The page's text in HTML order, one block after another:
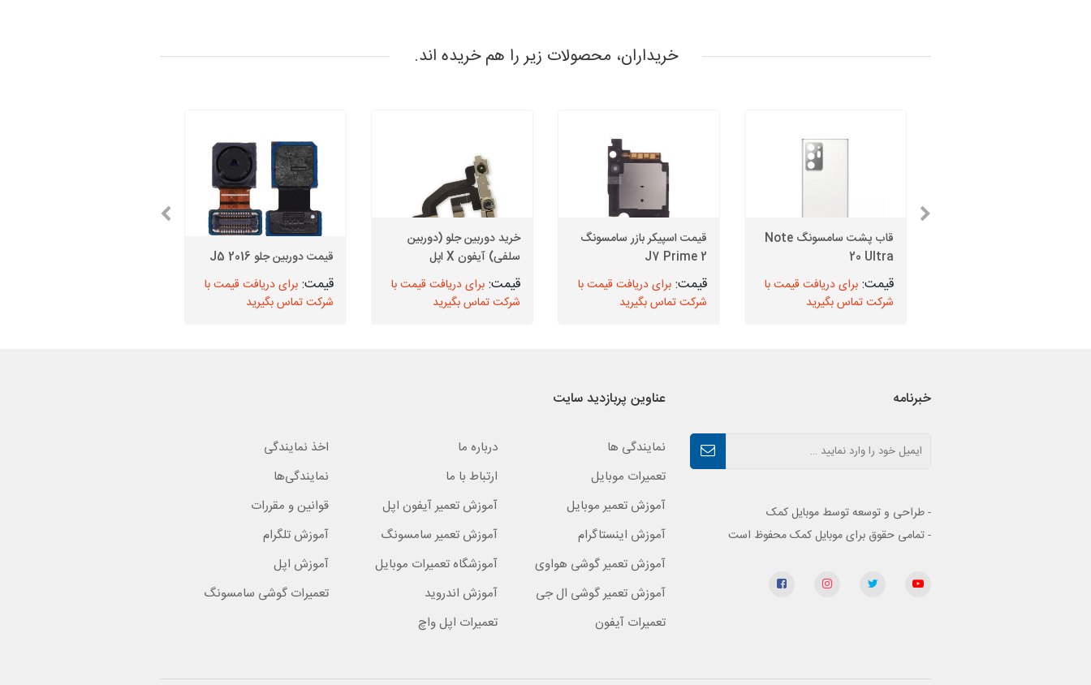
خریداران، محصولات زیر را هم خریده اند.
قاب پشت سامسونگ Note
20 Ultra
برای دریافت قیمت با
شرکت تماس بگیرید
قیمت اسپیکر بازر سامسونگ
J7 Prime 2
برای دریافت قیمت با
شرکت تماس بگیرید
خرید دوربین جلو (دوربین
سلفی) آیفون X اپل
برای دریافت قیمت با
شرکت تماس بگیرید
قیمت دوربین جلو J5 2016
برای دریافت قیمت با
شرکت تماس بگیرید
خبرنامه
- طراحی و توسعه توسط موبایل کمک
- تمامی حقوق برای موبایل کمک محفوظ است
عناوین پربازدید سایت
نمایندگی ها درباره ما
اخذ نمایندگی
تعمیرات موبایل
ارتباط با ما
نمایندگی‌ها
آموزش تعمیر موبایل
آموزش تعمیر آیفون اپل
قوانین و مقررات
آموزش اینستاگرام
آموزش تعمیر سامسونگ
آموزش تلگرام
آموزش تعمیر گوشی هواوی
آموزشگاه تعمیرات موبایل
آموزش اپل
آموزش تعمیر گوشی ال جی
آموزش اندروید
تعمیرات گوشی سامسونگ
تعمیرات آیفون
تعمیرات اپل واچ